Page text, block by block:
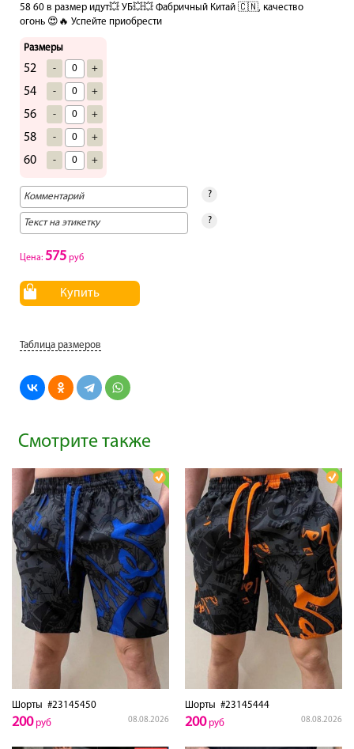
58 60 в размер идут💥 УБ💥💥 Фабричный Китай 🇨🇳, качество
огонь 😍🔥 Успейте приобрести
Размеры
52 - +
54 - +
56 - +
58 - +
60 - +
?
?
Цена: 575 руб
Купить
Таблица размеров
Смотрите также
Шорты #23145450
08.08.2026
200руб
Шорты #23145444
08.08.2026
200руб